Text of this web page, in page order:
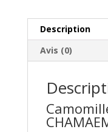
Description
Avis (0)